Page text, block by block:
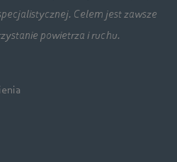
Celem jest zawsze
powietrza i ruchu.